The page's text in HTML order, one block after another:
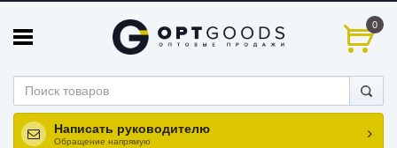
0
Написать руководителю
Обращение напрямую